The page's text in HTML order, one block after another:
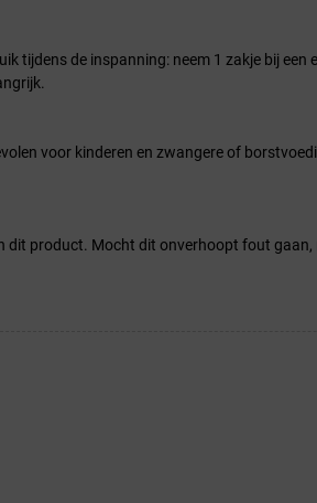
tijdens de inspanning: neem 1 zakje bij
voor kinderen en zwangere of
product. Mocht dit onverhoopt fout